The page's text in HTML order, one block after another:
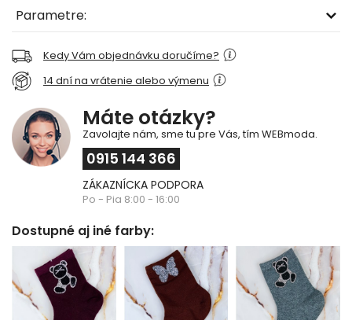
Parametre:
Kedy Vám objednávku doručíme?
14 dní na vrátenie alebo výmenu
Máte otázky?
Zavolajte nám, sme tu pre Vás, tím WEBmoda.
0915 144 366
ZÁKAZNÍCKA PODPORA
Po - Pia 8:00 - 16:00
Dostupné aj iné farby: